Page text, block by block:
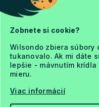
Zobnete si cookie?
Wilsondo zbiera súbory
tukanovalo. Ak mi dáte
lepšie - mávnutím
mieru.
Viac informácií